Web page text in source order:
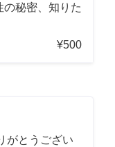
秘密、知りた
¥500
がとうござい